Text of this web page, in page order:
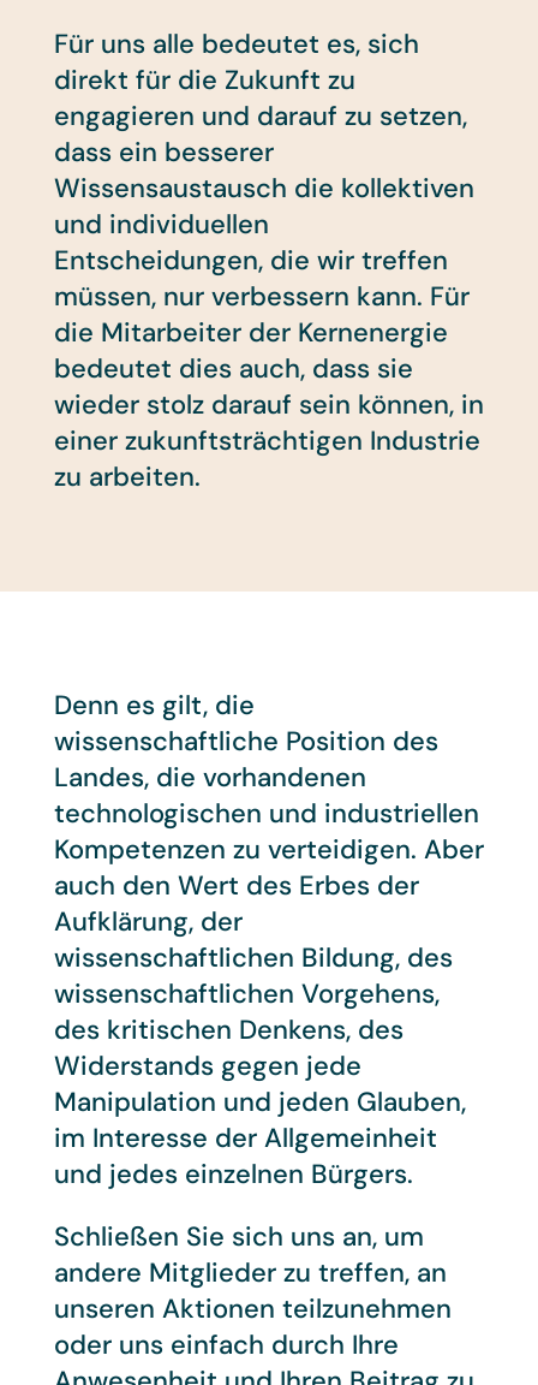
Für uns alle bedeutet es, sich
direkt für die Zukunft zu
engagieren und darauf zu setzen,
dass ein besserer
Wissensaustausch die kollektiven
und individuellen
Entscheidungen, die wir treffen
müssen, nur verbessern kann. Für
die Mitarbeiter der Kernenergie
bedeutet dies auch, dass sie
wieder stolz darauf sein können, in
einer zukunftsträchtigen Industrie
zu arbeiten.
Denn es gilt, die
wissenschaftliche Position des
Landes, die vorhandenen
technologischen und industriellen
Kompetenzen zu verteidigen. Aber
auch den Wert des Erbes der
Aufklärung, der
wissenschaftlichen Bildung, des
wissenschaftlichen Vorgehens,
des kritischen Denkens, des
Widerstands gegen jede
Manipulation und jeden Glauben,
im Interesse der Allgemeinheit
und jedes einzelnen Bürgers.
Schließen Sie sich uns an, um
andere Mitglieder zu treffen, an
unseren Aktionen teilzunehmen
oder uns einfach durch Ihre